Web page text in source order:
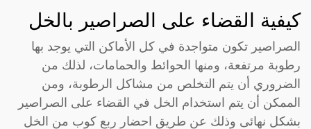
كيفية القضاء على الصراصير بالخل
الصراصير تكون متواجدة في كل الأماكن التي يوجد بها
رطوبة مرتفعة، ومنها الحوائط والحمامات، لذلك من
الضروري أن يتم التخلص من مشاكل الرطوبة، ومن
الممكن أن يتم استخدام الخل في القضاء على الصراصير
بشكل نهائى وذلك عن طريق احضار ربع كوب من الخل